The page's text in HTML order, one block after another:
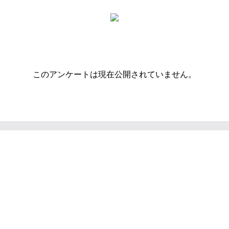
このアンケートは現在公開されていません。